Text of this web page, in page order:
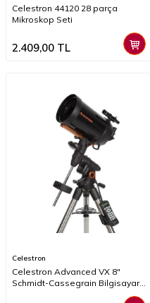
Celestron 44120 28 parça
Mikroskop Seti
2.409,00 TL
Celestron
Celestron Advanced VX 8"
Schmidt-Cassegrain Bilgisayar